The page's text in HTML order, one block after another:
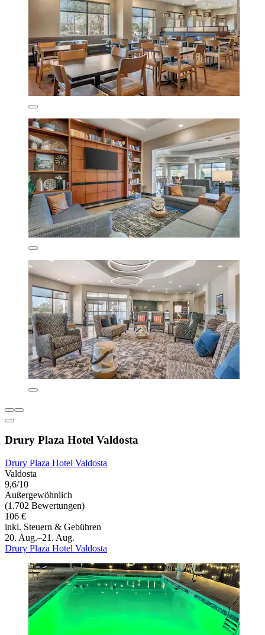
Drury Plaza Hotel Valdosta
Drury Plaza Hotel Valdosta
Valdosta
9,6/10
Außergewöhnlich
(1.702 Bewertungen)
106 €
inkl. Steuern & Gebühren
20. Aug.–21. Aug.
Drury Plaza Hotel Valdosta